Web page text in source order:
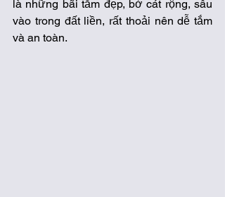
là những bãi tắm đẹp, bờ cát rộng, sâu
vào trong đất liền, rất thoải nên dễ tắm
và an toàn.